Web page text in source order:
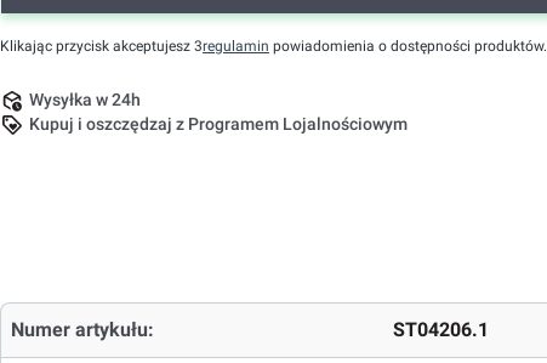
Klikając przycisk akceptujesz 3regulamin powiadomienia o dostępności produktów.
Wysyłka w 24h
Kupuj i oszczędzaj z Programem Lojalnościowym
Numer artykułu: ST04206.1